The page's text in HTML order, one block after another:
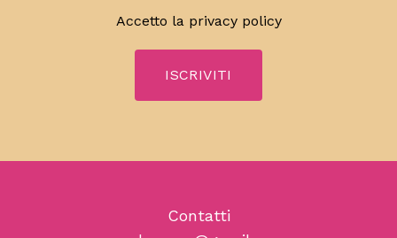
Accetto la privacy policy
Contatti